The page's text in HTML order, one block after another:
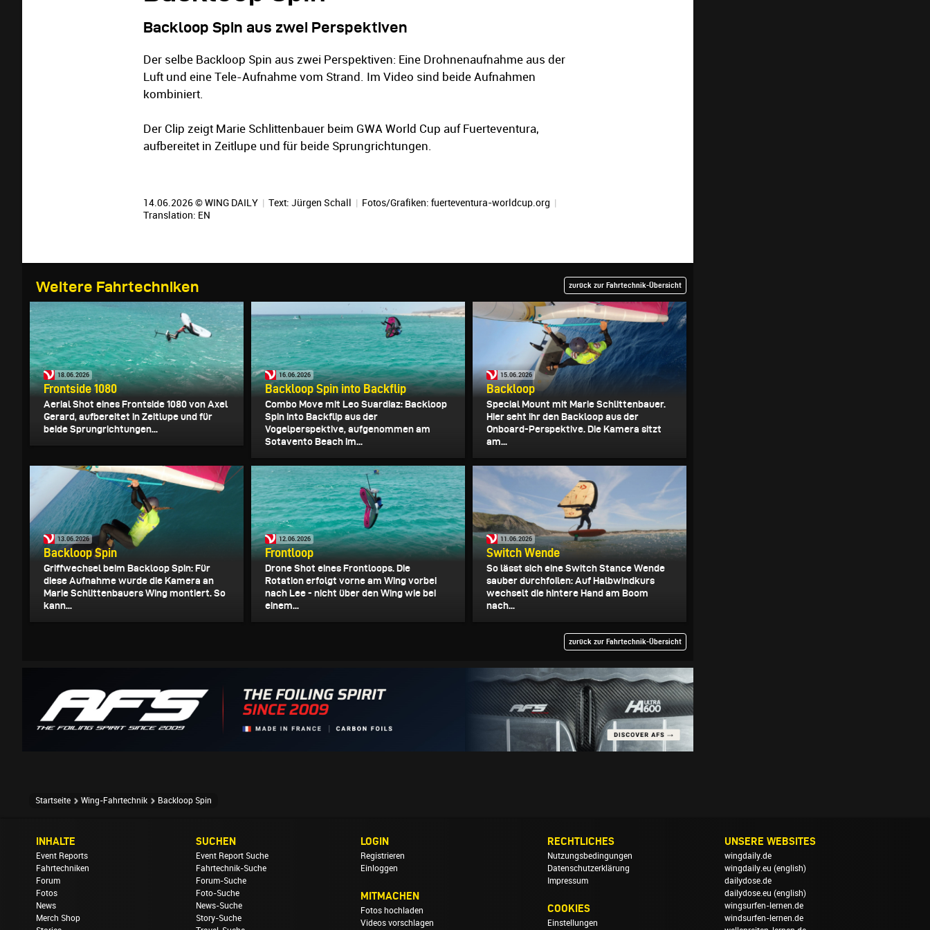
Backloop Spin aus zwei Perspektiven
Der selbe Backloop Spin aus zwei Perspektiven: Eine Drohnenaufnahme aus der
Luft und eine Tele-Aufnahme vom Strand. Im Video sind beide Aufnahmen
kombiniert.
Der Clip zeigt Marie Schlittenbauer beim GWA World Cup auf Fuerteventura,
aufbereitet in Zeitlupe und für beide Sprungrichtungen.
14.06.2026 © WING DAILY | Text: Jürgen Schall | Fotos/Grafiken: fuerteventura-worldcup.org |
Translation: EN
Weitere Fahrtechniken zurück zur Fahrtechnik-Übersicht
18.06.2026
Frontside 1080
Aerial Shot eines Frontside 1080 von Axel
Gerard, aufbereitet in Zeitlupe und für
beide Sprungrichtungen...
16.06.2026
Backloop Spin into Backflip
Combo Move mit Leo Suardiaz: Backloop
Spin into Backflip aus der
Vogelperspektive, aufgenommen am
Sotavento Beach im...
15.06.2026
Backloop
Special Mount mit Marie Schlittenbauer.
Hier seht ihr den Backloop aus der
Onboard-Perspektive. Die Kamera sitzt
am...
13.06.2026
Backloop Spin
Griffwechsel beim Backloop Spin: Für
diese Aufnahme wurde die Kamera an
Marie Schlittenbauers Wing montiert. So
kann...
12.06.2026
Frontloop
Drone Shot eines Frontloops. Die
Rotation erfolgt vorne am Wing vorbei
nach Lee - nicht über den Wing wie bei
einem...
11.06.2026
Switch Wende
So lässt sich eine Switch Stance Wende
sauber durchfoilen: Auf Halbwindkurs
wechselt die hintere Hand am Boom
nach...
zurück zur Fahrtechnik-Übersicht
Startseite Wing-Fahrtechnik Backloop Spin
INHALTE
Event Reports
Fahrtechniken
Forum
Fotos
News
Merch Shop
SUCHEN
Event Report Suche
Fahrtechnik-Suche
Forum-Suche
Foto-Suche
News-Suche
Story-Suche
LOGIN
Registrieren
Einloggen
MITMACHEN
Fotos hochladen
Videos vorschlagen
RECHTLICHES
Nutzungsbedingungen
Datenschutzerklärung
Impressum
COOKIES
Einstellungen
UNSERE WEBSITES
wingdaily.de
wingdaily.eu (english)
dailydose.de
dailydose.eu (english)
wingsurfen-lernen.de
windsurfen-lernen.de